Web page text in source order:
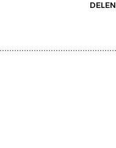
DELEN